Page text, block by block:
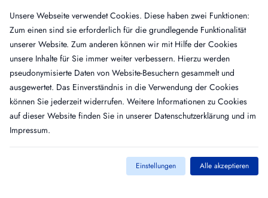
Faktor X, Anti- Human, Kaninchen, IgG,
Peroxidase-konjugiert
RAF10-HRP, Antikörper
Faktor X, Anti-Human, Ziege, IgG,
gereinigt, Peroxidase-konjugiert
GAF10-HRP · VE: 200 µg
ImpressumAGBDatenschutz
Unsere Webseite verwendet Cookies. Diese haben zwei Funktionen:
Zum einen sind sie erforderlich für die grundlegende Funktionalität
unserer Website. Zum anderen können wir mit Hilfe der Cookies
unsere Inhalte für Sie immer weiter verbessern. Hierzu werden
pseudonymisierte Daten von Website-Besuchern gesammelt und
ausgewertet. Das Einverständnis in die Verwendung der Cookies
können Sie jederzeit widerrufen. Weitere Informationen zu Cookies
auf dieser Website finden Sie in unserer Datenschutzerklärung und im
Impressum.
Einstellungen Alle akzeptieren